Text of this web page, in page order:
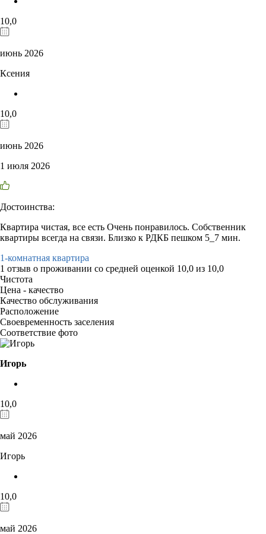
10,0
июнь 2026
Ксения
10,0
июнь 2026
1 июля 2026
Достоинства:
Квартира чистая, все есть Очень понравилось. Собственник
квартиры всегда на связи. Близко к РДКБ пешком 5_7 мин.
1-комнатная квартира
1 отзыв о проживании со средней оценкой 10,0 из 10,0
Чистота
Цена - качество
Качество обслуживания
Расположение
Своевременность заселения
Соответствие фото
Игорь
10,0
май 2026
Игорь
10,0
май 2026